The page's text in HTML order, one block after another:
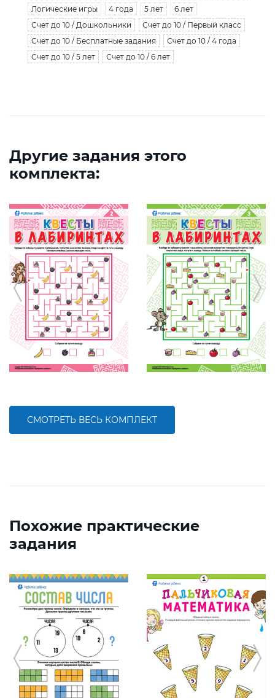
Логические игры
4 года 5 лет
6 лет
Счет до 10 / Дошкольники
Счет до 10 / Первый класс
Счет до 10 / Бесплатные задания
Счет до 10 / 4 года
Счет до 10 / 5 лет
Счет до 10 / 6 лет
Другие задания этого
комплекта:
СМОТРЕТЬ ВЕСЬ КОМПЛЕКТ
Похожие практические
задания